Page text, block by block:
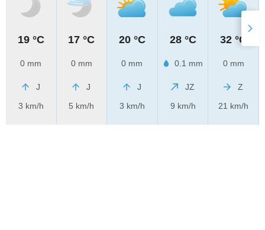
19 °C
0 mm
J
3 km/h
17 °C
0 mm
J
5 km/h
20 °C
0 mm
J
3 km/h
28 °C
0.1 mm
JZ
9 km/h
32 °C
0 mm
Z
21 km/h